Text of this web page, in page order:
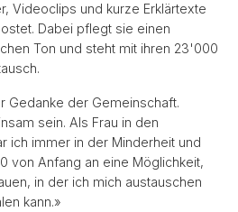
Videoclips und kurze Erklärtexte
Dabei pflegt sie einen
Ton und steht mit ihren 23'000
Gedanke der Gemeinschaft.
sein. Als Frau in den
ich immer in der Minderheit und
von Anfang an eine Möglichkeit,
in der ich mich austauschen
kann.»